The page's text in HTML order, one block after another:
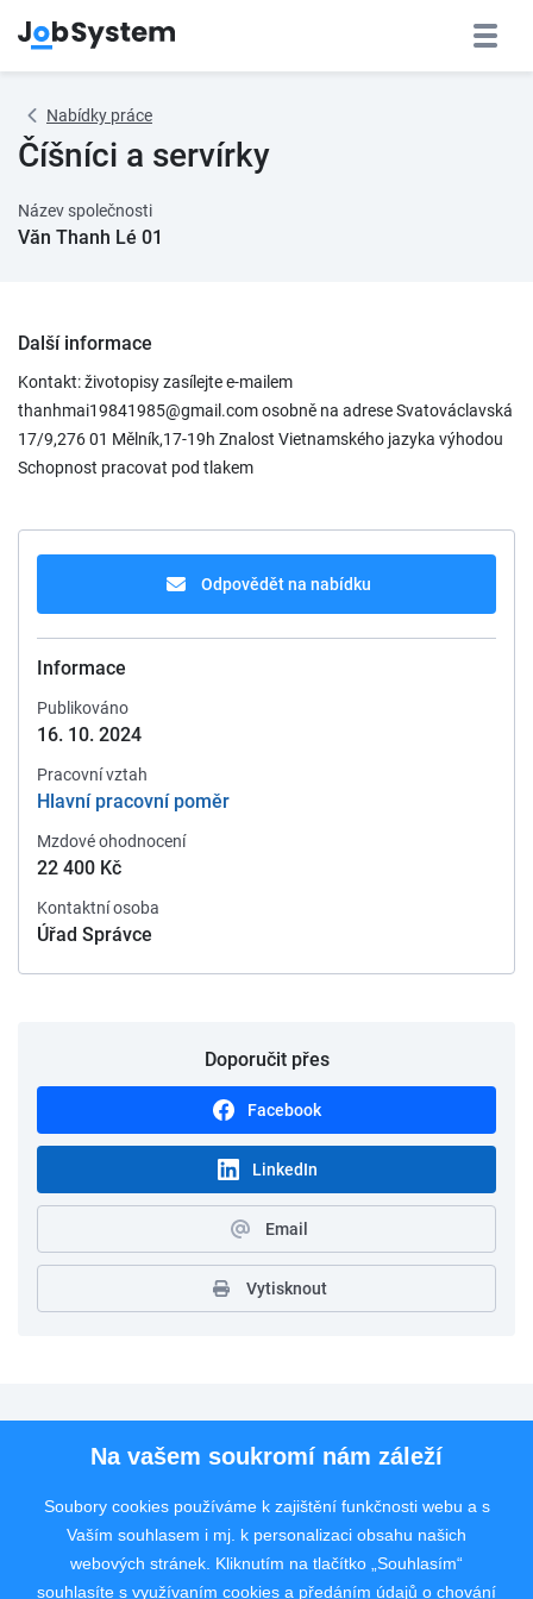
Nabídky práce
Číšníci a servírky
Název společnosti
Văn Thanh Lé 01
Další informace
Kontakt: životopisy zasílejte e-mailem
thanhmai19841985@gmail.com osobně na adrese Svatováclavská
17/9,276 01 Mělník,17-19h Znalost Vietnamského jazyka výhodou
Schopnost pracovat pod tlakem
Odpovědět na nabídku
Informace
Publikováno
16. 10. 2024
Pracovní vztah
Hlavní pracovní poměr
Mzdové ohodnocení
22 400 Kč
Kontaktní osoba
Úřad Správce
Doporučit přes
Facebook
LinkedIn
Email
Vytisknout
Pro uchazeče
Rychlý kontakt
Na vašem soukromí nám záleží
Soubory cookies používáme k zajištění funkčnosti webu a s
Vaším souhlasem i mj. k personalizaci obsahu našich
webových stránek. Kliknutím na tlačítko „Souhlasím“
souhlasíte s využívaním cookies a předáním údajů o chování